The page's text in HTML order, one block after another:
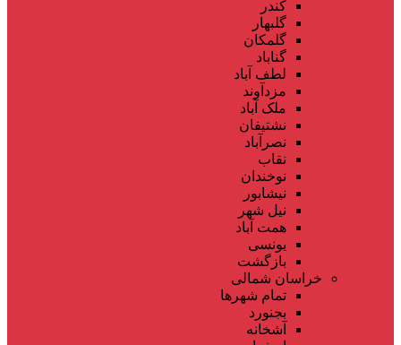
کندر
گلبهار
گلمکان
گناباد
لطف آباد
مزدآوند
ملک آباد
نشتیفان
نصرآباد
نقاب
نوخندان
نیشابور
نیل شهر
همت آباد
یونسی
بازگشت
خراسان شمالی
تمام شهر‌ها
بجنورد
آشخانه